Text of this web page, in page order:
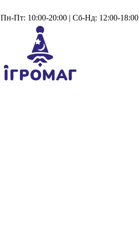
Пн-Пт: 10:00-20:00 | Сб-Нд: 12:00-18:00